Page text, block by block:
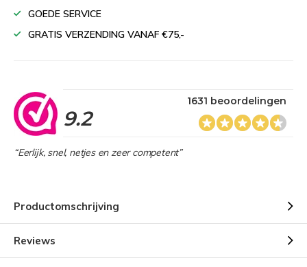
GOEDE SERVICE
GRATIS VERZENDING VANAF €75,-
9.2
1631 beoordelingen
“Eerlijk, snel, netjes en zeer competent”
Productomschrijving
Reviews